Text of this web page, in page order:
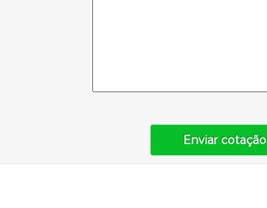
Enviar cotação